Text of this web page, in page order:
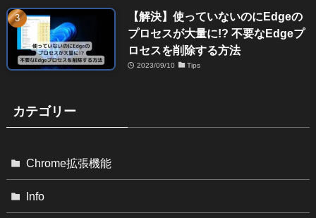
【解決】使っていないのにEdgeの
プロセスが大量に!? 不要なEdgeプ
ロセスを削除する方法
2023/09/10 Tips
カテゴリー
Chrome拡張機能
Info